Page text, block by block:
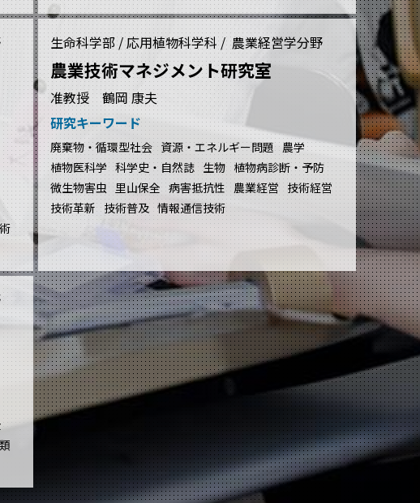
生命科学部 / 応用植物科学科 / 農業経営学分野
農業技術マネジメント研究室
准教授 鶴岡 康夫
研究キーワード
廃棄物・循環型社会 資源・エネルギー問題 農学
植物医科学 科学史・自然誌 生物 植物病診断・予防
微生物害虫 里山保全 病害抵抗性 農業経営 技術経営
技術革新 技術普及 情報通信技術